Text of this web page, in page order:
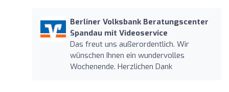
Berliner Volksbank Beratungscenter
Spandau mit Videoservice
Das freut uns außerordentlich. Wir
wünschen Ihnen ein wundervolles
Wochenende. Herzlichen Dank